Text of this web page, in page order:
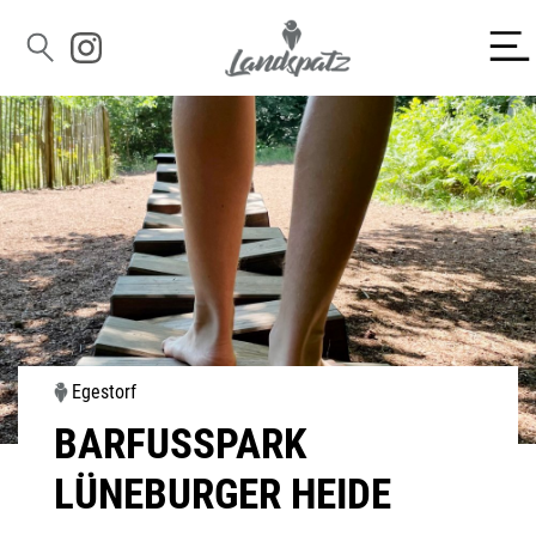
Egestorf
BARFUSSPARK L
ÜNEBURGER HEIDE